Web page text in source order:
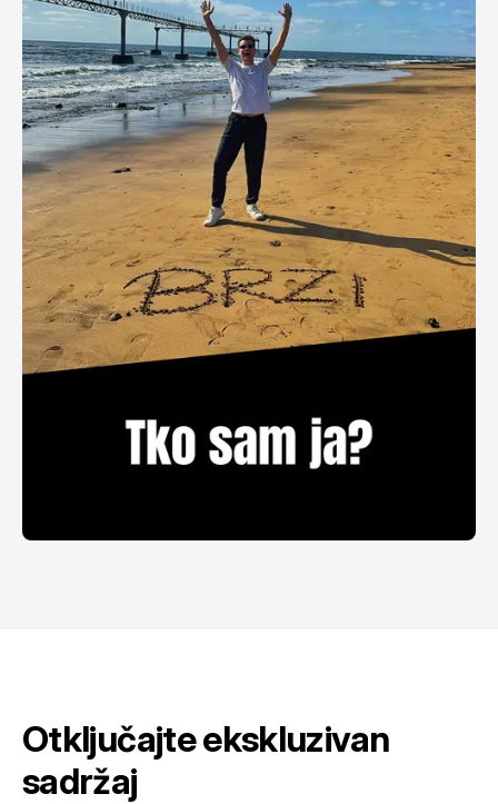
Otključajte ekskluzivan
sadržaj